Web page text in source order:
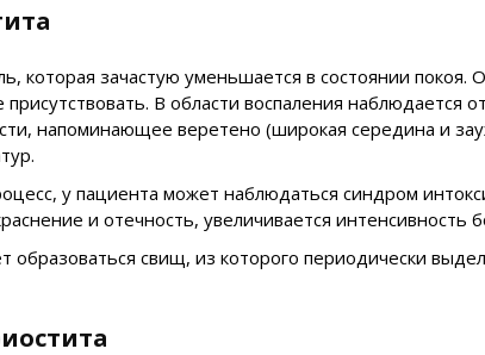
которая зачастую уменьшается в состоянии
В области воспаления
напоминающее веретено (широкая середина и
у пациента может наблюдаться синдром
и отечность, увеличивается интенсивность
свищ, из которого периодически